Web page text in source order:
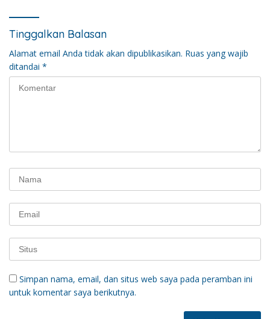
Tinggalkan Balasan
Alamat email Anda tidak akan dipublikasikan. Ruas yang wajib
ditandai *
Simpan nama, email, dan situs web saya pada peramban ini
untuk komentar saya berikutnya.